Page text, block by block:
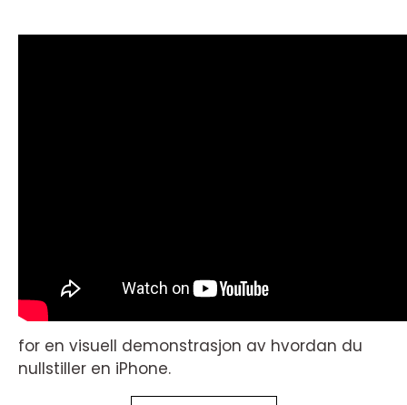
for en visuell demonstrasjon av hvordan du
nullstiller en iPhone.